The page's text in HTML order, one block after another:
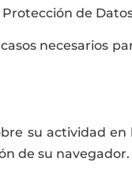
de
necesarios
su actividad
de su navegador.